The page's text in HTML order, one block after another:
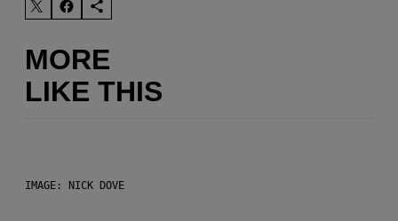
MORE
LIKE THIS
IMAGE: NICK DOVE